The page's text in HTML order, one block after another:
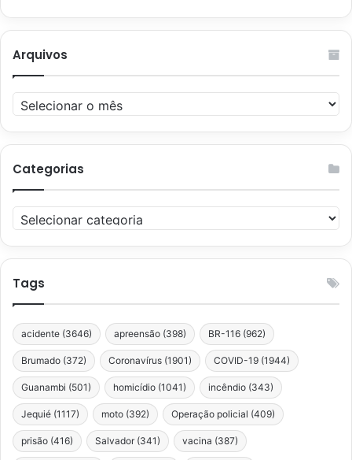
Arquivos
Arquivos
Categorias
Categorias
Tags
acidente (3646) apreensão (398) BR-116 (962)
Brumado (372) Coronavírus (1901) COVID-19 (1944)
Guanambi (501) homicídio (1041) incêndio (343)
Jequié (1117) moto (392) Operação policial (409)
prisão (416) Salvador (341) vacina (387)